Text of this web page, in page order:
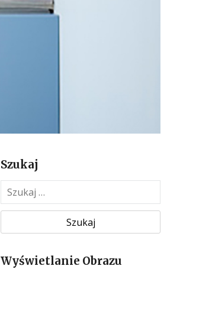
Szukaj
z
k
jWyświetlanie Obrazu